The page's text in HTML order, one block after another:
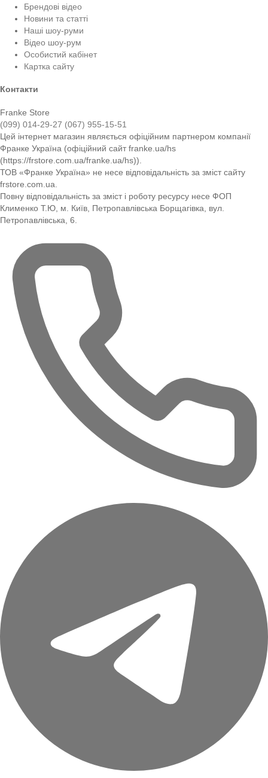
Брендові відео
Новини та статті
Наші шоу-руми
Відео шоу-рум
Особистий кабінет
Картка сайту
Контакти
Franke Store
(099) 014-29-27 (067) 955-15-51
Цей інтернет магазин являється офіційним партнером компанії
Франке Україна (офіційний сайт franke.ua/hs
(https://frstore.com.ua/franke.ua/hs)).
ТОВ «Франке Україна» не несе відповідальність за зміст сайту
frstore.com.ua.
Повну відповідальність за зміст і роботу ресурсу несе ФОП
Клименко Т.Ю, м. Київ, Петропавлівська Борщагівка, вул.
Петропавлівська, 6.